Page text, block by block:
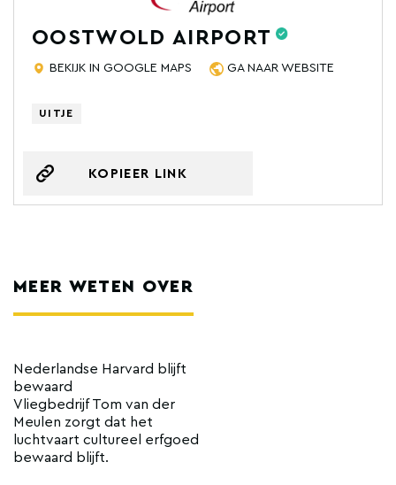
OOSTWOLD AIRPORT
BEKIJK IN GOOGLE MAPS GA NAAR WEBSITE
UITJE
KOPIEER LINK
MEER WETEN OVER
Nederlandse Harvard blijft
bewaard
Vliegbedrijf Tom van der
Meulen zorgt dat het
luchtvaart cultureel erfgoed
bewaard blijft.